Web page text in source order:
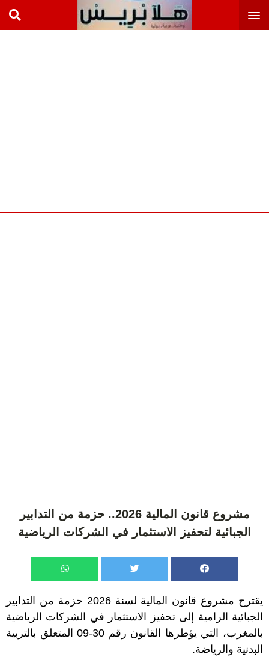
مشروع قانون المالية 2026.. حزمة من التدابير
الجبائية لتحفيز الاستثمار في الشركات الرياضية
يقترح مشروع قانون المالية لسنة 2026 حزمة من التدابير
الجبائية الرامية إلى تحفيز الاستثمار في الشركات الرياضية
بالمغرب، التي يؤطرها القانون رقم 30-09 المتعلق بالتربية
البدنية والرياضة.